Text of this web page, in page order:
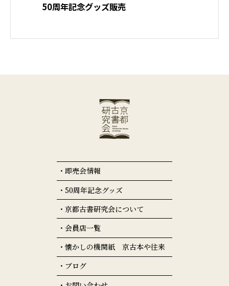
50周年記念グッズ販売
即売会情報
50周年記念グッズ
京都古書研究会について
会員店一覧
懐かしの機関紙 京古本や往来
ブログ